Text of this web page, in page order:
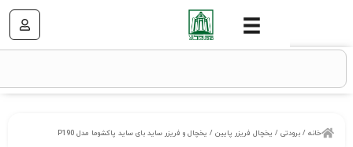
یخچال فریزر پایین / یخچال و فریزر ساید بای ساید پاکشوما مدل P190